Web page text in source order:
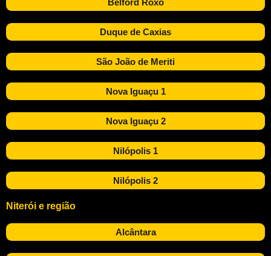
Belford Roxo
Duque de Caxias
São João de Meriti
Nova Iguaçu 1
Nova Iguaçu 2
Nilópolis 1
Nilópolis 2
Niterói e região
Alcântara